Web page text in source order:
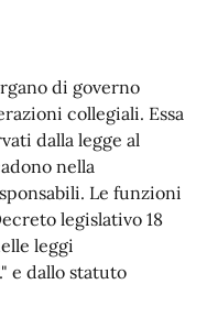
di governo
collegiali. Essa
dalla legge al
nella
Le funzioni
legislativo 18
leggi
e dallo statuto